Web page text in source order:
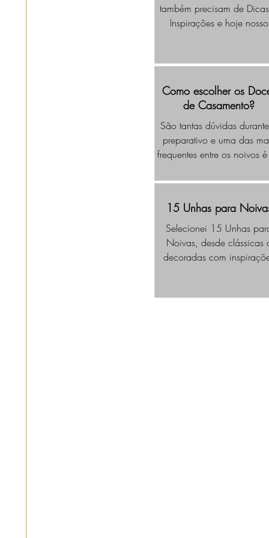
também precisam de
Inspirações e hoje nosso
os Noivos que querem
Como escolher os
de Casamento?
São tantas dúvidas
preparativo e uma das
frequentes entre os noivos
Casamento?
15 Unhas para
Selecionei 15 Unhas
Noivas, desde clássicas
decoradas com